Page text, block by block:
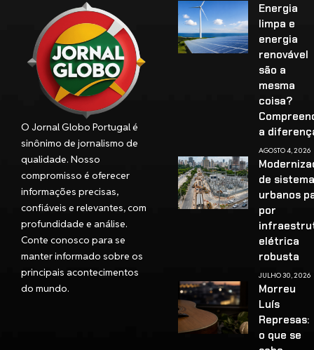
O Jornal Globo Portugal é
sinônimo de jornalismo de
qualidade. Nosso
compromisso é oferecer
informações precisas,
confiáveis e relevantes, com
profundidade e análise.
Conte conosco para se
manter informado sobre os
principais acontecimentos
do mundo.
Energia
limpa e
energia
renovável
são a
mesma
coisa?
a
AGOSTO 4, 2026
de
urbanos
por
elétrica
robusta
JULHO 30, 2026
Morreu
Luís
Represas:
o que se